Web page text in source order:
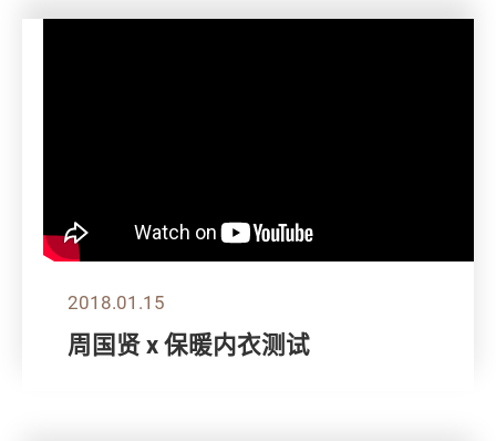
2018.01.15
周国贤 x 保暖内衣测试